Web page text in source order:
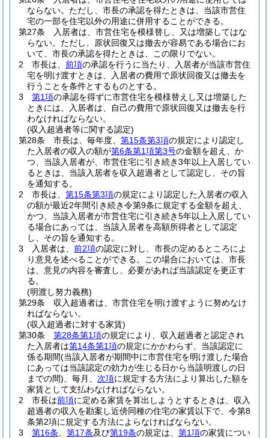
ならない。 ただし、市長の承認を得たときは、当該市営住
宅の一部を住宅以外の用途に併用することができる。
第27条
入居者は、市営住宅を模様替し、又は増築してはな
らない。 ただし、原状回復又は撤去が容易である場合にお
いて、市長の承認を得たときは、この限りでない。
2
市長は、 前項の承認を行うに当たり、入居者が当該市営住
宅を明け渡すときは、入居者の費用で原状回復又は撤去を
行うことを条件とするものとする。
3
第1項の承認を得ずに市営住宅を模様替えし又は増築した
ときには、入居者は、自己の費用で原状回復又は撤去を行
わなければならない。
(収入超過者等に関する認定)
第28条
市長は、毎年度、 第15条第3項の規定により認定し
た入居者の収入の額が第6条第1項第3号の金額を超え、か
つ、当該入居者が、市営住宅に引き続き3年以上入居してい
るときは、当該入居者を収入超過者として認定し、その旨
を通知する。
2
市長は、 第15条第3項の規定により認定した入居者の収入
の額が最近2年間引き続き令第9条に規定する金額を超え、
かつ、当該入居者が市営住宅に引き続き5年以上入居してい
る場合にあっては、当該入居者を高額所得者として認定
し、その旨を通知する。
3
入居者は、 前2項の認定に対し、市長の定めるところによ
り意見を述べることができる。
この場合においては、市長
は、意見の内容を審査し、必要があれば当該認定を更正す
る。
(明渡し努力義務)
第29条
収入超過者は、市営住宅を明け渡すように努めなけ
ればならない。
(収入超過者に対する家賃)
第30条
第28条第1項の規定により、収入超過者と認定され
た入居者は第14条第1項の規定にかかわらず、当該認定に
係る期間(当該入居者が期間中に市営住宅を明け渡した場合
にあっては当該認定の効力が生じる日から当該明渡しの日
までの間) 、毎月、 次項に規定する方法により算出した額を
家賃として支払わなければならない。
2
市長は前項に定める家賃を算出しようとするときは、収入
超過者の収入を勘案し近傍同種の住宅の家賃以下で、令第8
条第2項に規定する方法によらなければならない。
3
第16条 第17条及び第19条の規定は、 第1項の家賃につい